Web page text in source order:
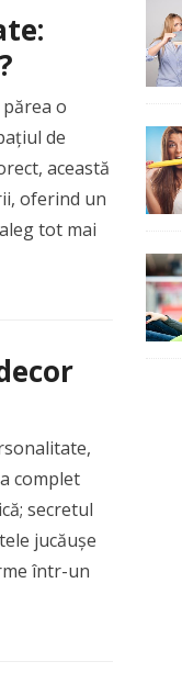
o
de
această
oferind un
tot mai
complet
secretul
jucăușe
într-un